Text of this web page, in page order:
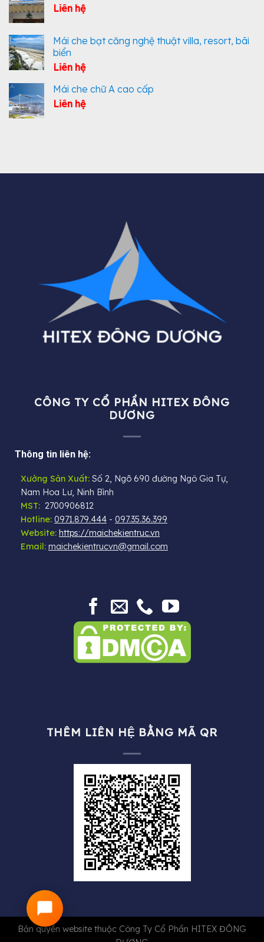
Liên hệ
Mái che bạt căng nghệ thuật villa, resort, bãi
biển
Liên hệ
Mái che chữ A cao cấp
Liên hệ
CÔNG TY CỔ PHẦN HITEX ĐÔNG
DƯƠNG
Thông tin liên hệ:
Xưởng Sản Xuất: Số 2, Ngõ 690 đường Ngô Gia Tự,
Nam Hoa Lư, Ninh Bình
MST: 2700906812
Hotline: 0971.879.444 - 097.35.36.399
Website: https://maichekientruc.vn
Email: maichekientrucvn@gmail.com
THÊM LIÊN HỆ BẰNG MÃ QR
Bản quyền website thuộc Công Ty Cổ Phần HITEX ĐÔNG